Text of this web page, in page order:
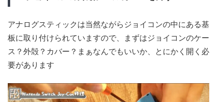
アナログスティックは当然ながらジョイコンの中にある基
板に取り付けられていますので、まずはジョイコンのケー
ス？外殻？カバー？まぁなんでもいいか、とにかく開く必
要があります